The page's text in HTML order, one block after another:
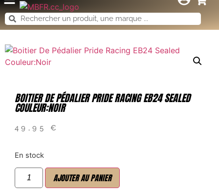
BOITIER DE PÉDALIER PRIDE RACING EB24 SEALED
COULEUR:NOIR
49,95€
En stock
AJOUTER AU PANIER